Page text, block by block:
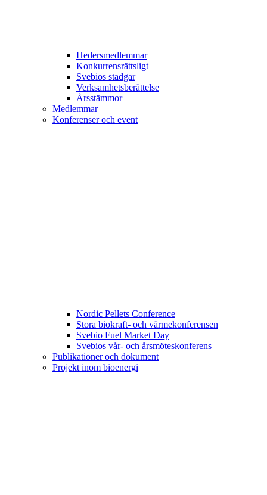
Hedersmedlemmar
Konkurrensrättsligt
Svebios stadgar
Verksamhetsberättelse
Årsstämmor
Medlemmar
Konferenser och event
Nordic Pellets Conference
Stora biokraft- och värmekonferensen
Svebio Fuel Market Day
Svebios vår- och årsmöteskonferens
Publikationer och dokument
Projekt inom bioenergi